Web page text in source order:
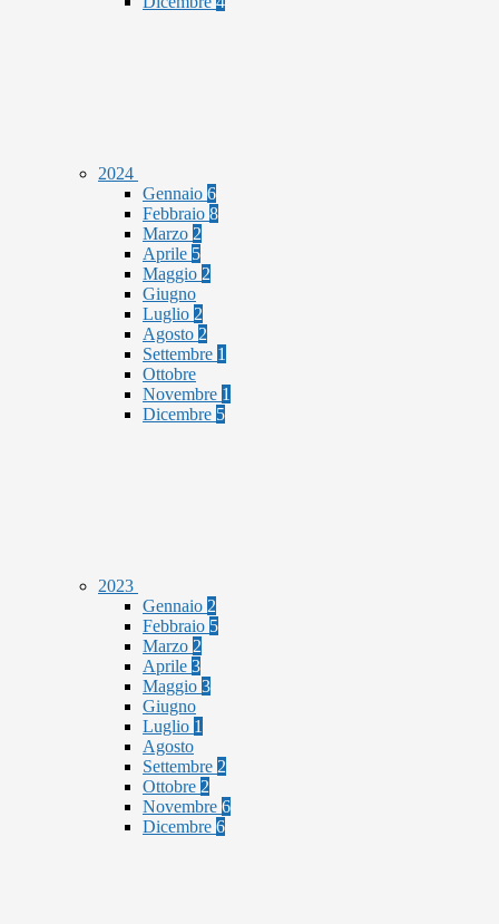
2024
Gennaio 6
Febbraio 8
Marzo 2
Aprile 5
Maggio 2
Giugno
Luglio 2
Agosto 2
Settembre 1
Ottobre
Novembre 1
Dicembre 5
2023
Gennaio 2
Febbraio 5
Marzo 2
Aprile 3
Maggio 3
Giugno
Luglio 1
Agosto
Settembre 2
Ottobre 2
Novembre 6
Dicembre 6